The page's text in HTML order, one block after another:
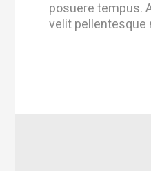
posuere tempus.
velit pellentesque